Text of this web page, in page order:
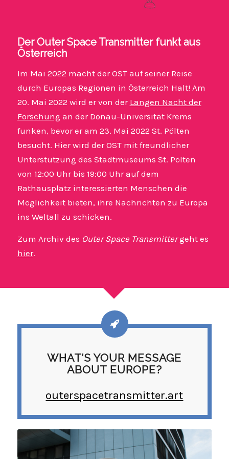
Der Outer Space Transmitter funkt aus
Österreich
Im Mai 2022 macht der OST auf seiner Reise
durch Europas Regionen in Österreich Halt! Am
20. Mai 2022 wird er von der Langen Nacht der
Forschung an der Donau-Universität Krems
funken, bevor er am 23. Mai 2022 St. Pölten
besucht. Hier wird der OST mit freundlicher
Unterstützung des Stadtmuseums St. Pölten
von 12:00 Uhr bis 19:00 Uhr auf dem
Rathausplatz interessierten Menschen die
Möglichkeit bieten, ihre Nachrichten zu Europa
ins Weltall zu schicken.
Zum Archiv des Outer Space Transmittergeht es
hier.
WHAT’S YOUR MESSAGE
ABOUT EUROPE?
outerspacetransmitter.art